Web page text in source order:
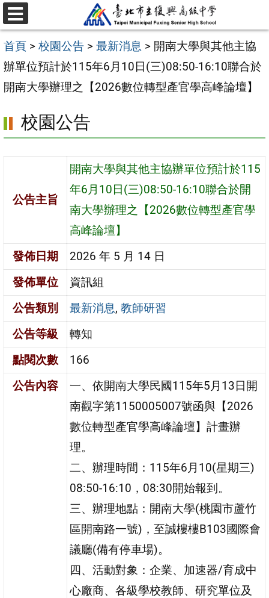
跳
至
主
要
內
區
選
單
首頁 > 校園公告 > 最新消息 > 開南大學與其他主協
辦單位預計於115年6月10日(三)08:50-16:10聯合於
開南大學辦理之【2026數位轉型產官學高峰論壇】
校園公告
公告主旨
開南大學與其他主協辦單位預計於115
年6月10日(三)08:50-16:10聯合於開
南大學辦理之【2026數位轉型產官學
高峰論壇】
發佈日期
2026 年 5 月 14 日
發佈單位
資訊組
公告類別
最新消息,教師研習
公告等級
轉知
點閱次數
166
公告內容
一、依開南大學民國115年5月13日開
南觀字第1150005007號函與【2026
數位轉型產官學高峰論壇】計畫辦
理。
二、辦理時間：115年6月10(星期三)
08:50-16:10，08:30開始報到。
三、辦理地點：開南大學(桃園市蘆竹
區開南路一號)，至誠樓樓B103國際會
議廳(備有停車場)。
四、活動對象：企業、加速器/育成中
心廠商、各級學校教師、研究單位及